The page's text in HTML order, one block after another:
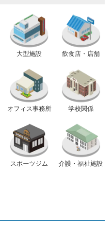
大型施設 飲食店・店舗
オフィス事務所 学校関係
スポーツジム 介護・福祉施設